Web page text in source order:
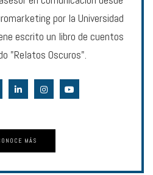
por la Universidad
escrito un libro de cuentos
"Relatos Oscuros".
MÁS